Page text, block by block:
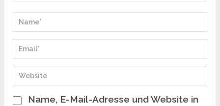
Name, E-Mail-Adresse und Website in